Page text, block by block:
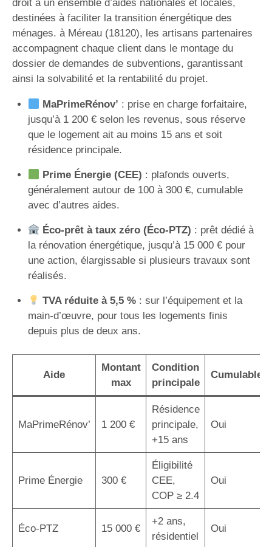
droit à un ensemble d’aides nationales et locales,
destinées à faciliter la transition énergétique des
ménages. à Méreau (18120), les artisans partenaires
accompagnent chaque client dans le montage du
dossier de demandes de subventions, garantissant
ainsi la solvabilité et la rentabilité du projet.
MaPrimeRénov’ : prise en charge forfaitaire,
jusqu’à 1 200 € selon les revenus, sous réserve
que le logement ait au moins 15 ans et soit
résidence principale.
Prime Énergie (CEE) : plafonds ouverts,
généralement autour de 100 à 300 €, cumulable
avec d’autres aides.
Éco-prêt à taux zéro (Éco-PTZ) : prêt dédié à
la rénovation énergétique, jusqu’à 15 000 € pour
une action, élargissable si plusieurs travaux sont
réalisés.
TVA réduite à 5,5 %: sur l’équipement et la
main-d’œuvre, pour tous les logements finis
depuis plus de deux ans.
Aide
Montant
max
Condition
principale
Cumulable
MaPrimeRénov’ 1 200 €
Résidence
principale,
+15 ans
Oui
Prime Énergie 300 €
Éligibilité
CEE,
COP ≥ 2.4
Oui
Éco-PTZ 15 000 €
+2 ans,
résidentiel
Oui